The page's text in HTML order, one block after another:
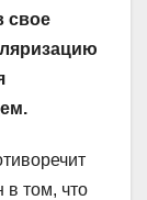
свое
в том, что